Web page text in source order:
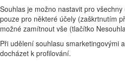
Souhlas je možno nastavit pro
pouze pro některé účely (zaškrtnutím
možné zamítnout vše (tlačítko
Při udělení souhlasu smarketingovými
docházet k profilování.